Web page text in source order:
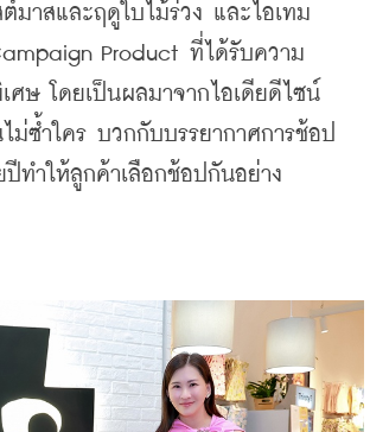
มาสและฤดูใบไม้ร่วง และไอเทม
Product ที่ได้รับความ
ศษ โดยเป็นผลมาจากไอเดียดีไซน์
ม่ซ้ำใคร บวกกับบรรยากาศการช้อป
ทำให้ลูกค้าเลือกช้อปกันอย่าง